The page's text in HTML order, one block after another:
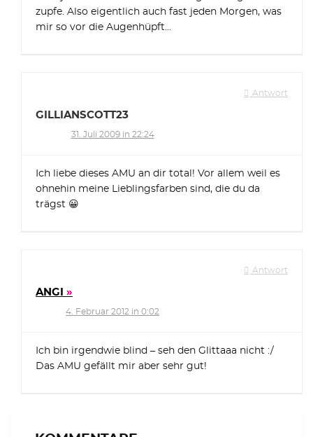
zupfe. Also eigentlich auch fast jeden Morgen, was
mir so vor die Augenhüpft…
Antwort
GILLIANSCOTT23
31. Juli 2009 in 22:24
Ich liebe dieses AMU an dir total! Vor allem weil es
ohnehin meine Lieblingsfarben sind, die du da
trägst 😀
Antwort
ANGI
4. Februar 2012 in 0:02
Ich bin irgendwie blind – seh den Glittaaa nicht :/
Das AMU gefällt mir aber sehr gut!